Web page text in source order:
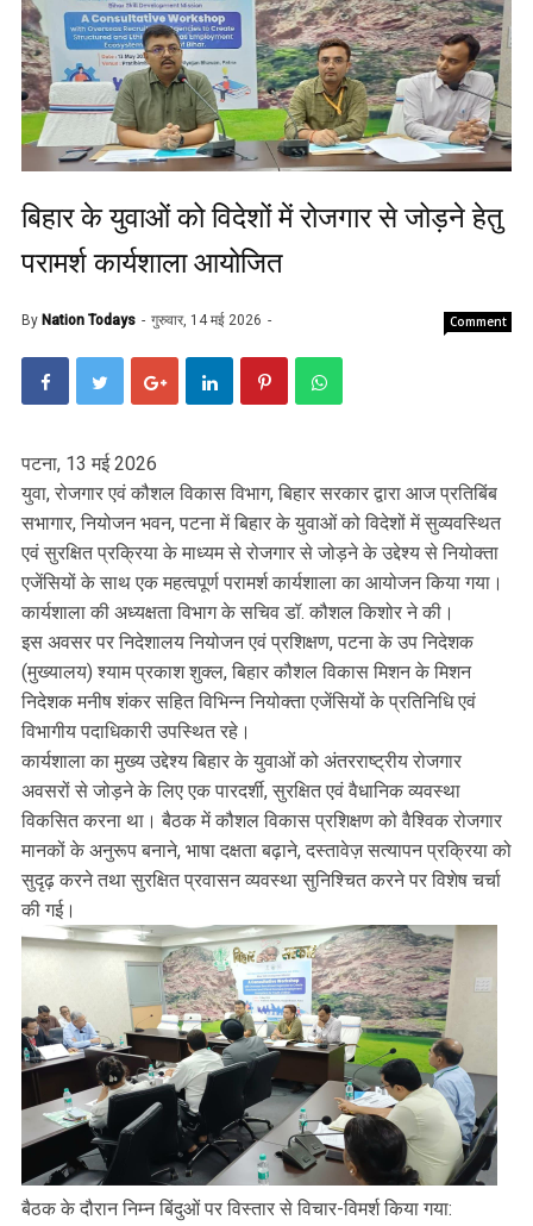
बिहार के युवाओं को विदेशों में रोजगार से जोड़ने हेतु
परामर्श कार्यशाला आयोजित
By Nation Todays गुरुवार, 14 मई 2026 Comment
पटना, 13 मई 2026
युवा, रोजगार एवं कौशल विकास विभाग, बिहार सरकार द्वारा आज प्रतिबिंब
सभागार, नियोजन भवन, पटना में बिहार के युवाओं को विदेशों में सुव्यवस्थित
एवं सुरक्षित प्रक्रिया के माध्यम से रोजगार से जोड़ने के उद्देश्य से नियोक्ता
एजेंसियों के साथ एक महत्वपूर्ण परामर्श कार्यशाला का आयोजन किया गया।
कार्यशाला की अध्यक्षता विभाग के सचिव डॉ. कौशल किशोर ने की।
इस अवसर पर निदेशालय नियोजन एवं प्रशिक्षण, पटना के उप निदेशक
(मुख्यालय) श्याम प्रकाश शुक्ल, बिहार कौशल विकास मिशन के मिशन
निदेशक मनीष शंकर सहित विभिन्न नियोक्ता एजेंसियों के प्रतिनिधि एवं
विभागीय पदाधिकारी उपस्थित रहे।
कार्यशाला का मुख्य उद्देश्य बिहार के युवाओं को अंतरराष्ट्रीय रोजगार
अवसरों से जोड़ने के लिए एक पारदर्शी, सुरक्षित एवं वैधानिक व्यवस्था
विकसित करना था। बैठक में कौशल विकास प्रशिक्षण को वैश्विक रोजगार
मानकों के अनुरूप बनाने, भाषा दक्षता बढ़ाने, दस्तावेज़ सत्यापन प्रक्रिया को
सुदृढ़ करने तथा सुरक्षित प्रवासन व्यवस्था सुनिश्चित करने पर विशेष चर्चा
की गई।
बैठक के दौरान निम्न बिंदुओं पर विस्तार से विचार-विमर्श किया गया: